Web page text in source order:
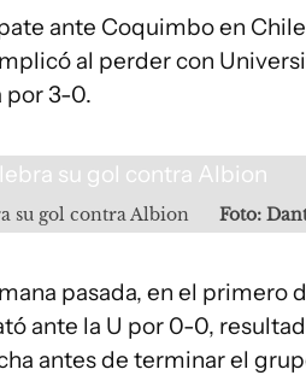
ante Coquimbo en
al perder con
por 3-0.
su gol contra Albion Foto:
pasada, en el primero
ante la U por 0-0,
antes de terminar el